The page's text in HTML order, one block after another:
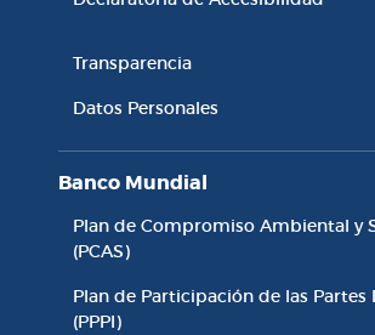
Accesibilidad y
Transparencia
Datos Personales
Banco Mundial
Plan de Compromiso Ambiental y
(PCAS)
Plan de Participación de las Partes
(PPPI)